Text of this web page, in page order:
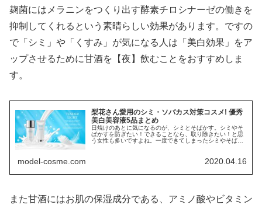
麹菌にはメラニンをつくり出す酵素チロシナーゼの働きを
抑制してくれるという素晴らしい効果があります。ですの
で「シミ」や「くすみ」が気になる人は「美白効果」をア
ップさせるために甘酒を【夜】飲むことをおすすめしま
す。
梨花さん愛用のシミ・ソバカス対策コスメ! 優秀
美白美容液5品まとめ
日焼けのあとに気になるのが、シミとそばかす。シミやそ
ばかすを防ぎたい！できることなら、取り除きたい！と思
う女性も多いですよね。一度できてしまったシミやそばか
model-cosme.com 2020.04.16
また甘酒にはお肌の保湿成分である、アミノ酸やビタミン